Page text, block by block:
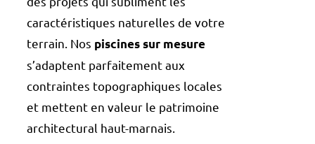
caractéristiques naturelles de votre
terrain. Nos piscines sur mesure
s’adaptent parfaitement aux
contraintes topographiques locales
et mettent en valeur le patrimoine
architectural haut-marnais.